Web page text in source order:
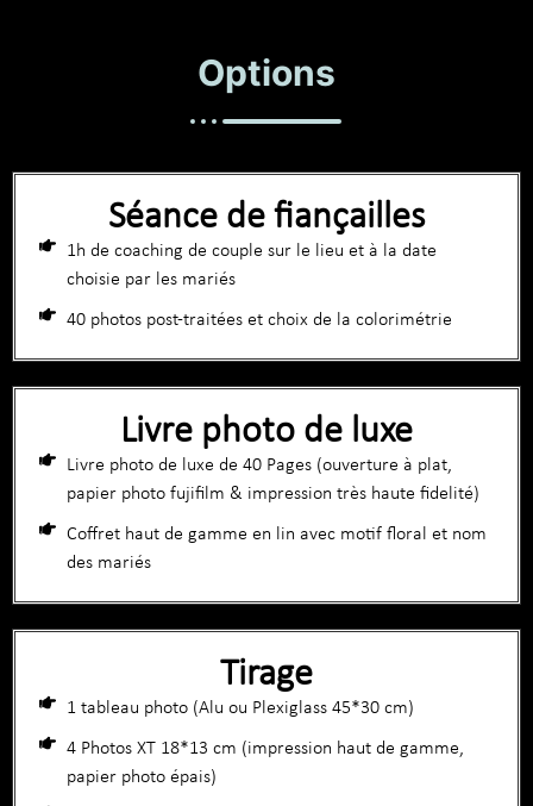
Options
Séance de fiançailles
1h de coaching de couple sur le lieu et à la date
choisie par les mariés
40 photos post-traitées et choix de la colorimétrie
Livre photo de luxe
Livre photo de luxe de 40 Pages (ouverture à plat,
papier photo fujifilm & impression très haute fidelité)
Coffret haut de gamme en lin avec motif floral et nom
des mariés
Tirage
1 tableau photo (Alu ou Plexiglass 45*30 cm)
4 Photos XT 18*13 cm (impression haut de gamme,
papier photo épais)